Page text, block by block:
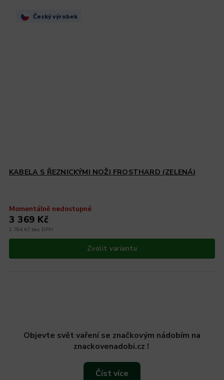
Český výrobek
KABELA S ŘEZNICKÝMI NOŽI FROSTHARD (ZELENÁ)
Momentálně nedostupné
2 784 Kč bez DPH
3 369 Kč
Zvolit variantu
Objevte svět vaření se značkovým nádobím na
znackovenadobi.cz !
Číst více